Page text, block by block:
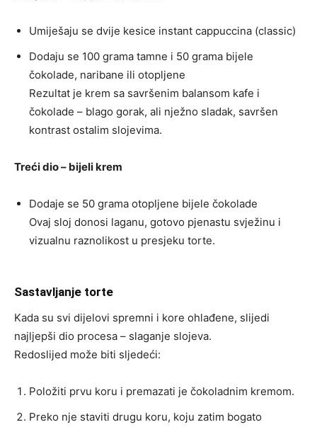
Umiješaju se dvije kesice instant cappuccina (classic)
Dodaju se 100 grama tamne i 50 grama bijele
čokolade, naribane ili otopljene
Rezultat je krem sa savršenim balansom kafe i
čokolade – blago gorak, ali nježno sladak, savršen
kontrast ostalim slojevima.
Treći dio – bijeli krem
Dodaje se 50 grama otopljene bijele čokolade
Ovaj sloj donosi laganu, gotovo pjenastu svježinu i
vizualnu raznolikost u presjeku torte.
Sastavljanje torte
Kada su svi dijelovi spremni i kore ohlađene, slijedi
najljepši dio procesa – slaganje slojeva.
Redoslijed može biti sljedeći:
Položiti prvu koru i premazati je čokoladnim kremom.
Preko nje staviti drugu koru, koju zatim bogato